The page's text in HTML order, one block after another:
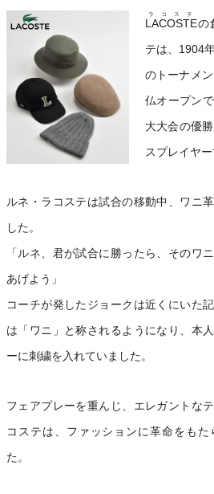
LACOSTE
ラコステ
の
テは、1904
のトーナメ
仏オープン
大大会の優
スプレイヤー
ルネ・ラコステは試合の移動中、ワニ
した。
「ルネ、君が試合に勝ったら、そのワ
あげよう」
コーチが発したジョークは近くにいた
は「ワニ」と称されるようになり、本
ーに刺繍を入れていました。
フェアプレーを重んじ、エレガントな
コステは、ファッションに革命をも
た。